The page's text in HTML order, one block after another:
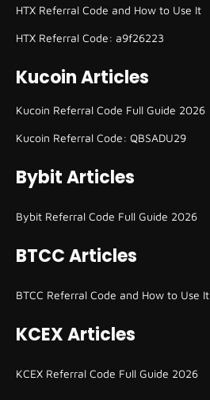
HTX Referral Code and How to Use It
HTX Referral Code: a9f26223
Kucoin Articles
Kucoin Referral Code Full Guide 2026
Kucoin Referral Code: QBSADU29
Bybit Articles
Bybit Referral Code Full Guide 2026
BTCC Articles
BTCC Referral Code and How to Use It
KCEX Articles
KCEX Referral Code Full Guide 2026